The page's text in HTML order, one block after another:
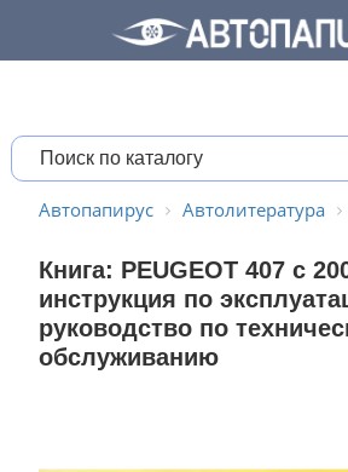
Автопапирус Автолитература
Книга: PEUGEOT 407 с
инструкция по
руководство по
обслуживанию